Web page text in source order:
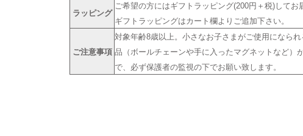
ラッピング
ご希望の方にはギフトラッピング(200円＋税)してお
ギフトラッピングはカート欄よりご追加下さい。
ご注意事項
対象年齢8歳以上。小さなお子さまがご使用になら
品（ボールチェーンや手に入ったマグネットなど）
で、必ず保護者の監視の下でお願い致します。